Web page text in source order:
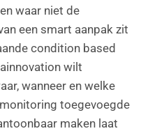
waar niet de
een smart aanpak zit
condition based
wilt
wanneer en welke
toegevoegde
maken laat